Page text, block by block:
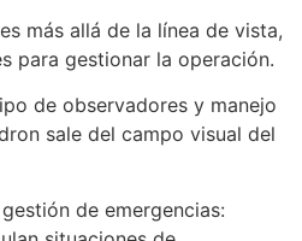
más allá de la línea de vista,
para gestionar la operación.
de observadores y manejo
sale del campo visual del
de emergencias: